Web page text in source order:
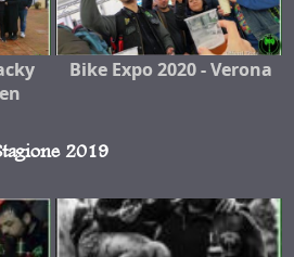
Bike Expo 2020 - Verona
2019